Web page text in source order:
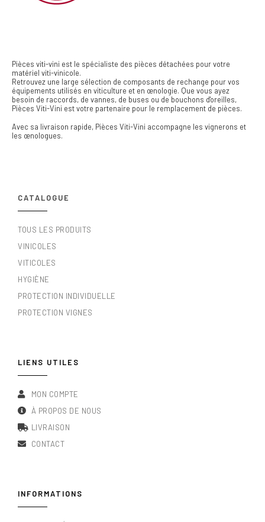
Pièces viti-vini est le spécialiste des pièces détachées pour votre
matériel viti-vinicole.
Retrouvez une large sélection de composants de rechange pour vos
équipements utilisés en viticulture et en œnologie. Que vous ayez
besoin de raccords, de vannes, de buses ou de bouchons d'oreilles,
Pièces Viti-Vini est votre partenaire pour le remplacement de pièces.
Avec sa livraison rapide, Pièces Viti-Vini accompagne les vignerons et
les œnologues.
CATALOGUE
TOUS LES PRODUITS
VINICOLES
VITICOLES
HYGIÈNE
PROTECTION INDIVIDUELLE
PROTECTION VIGNES
LIENS UTILES
MON COMPTE
À PROPOS DE NOUS
LIVRAISON
CONTACT
INFORMATIONS